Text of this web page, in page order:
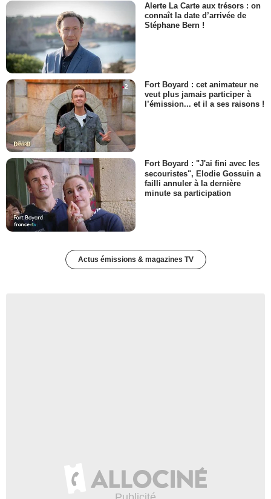
Alerte La Carte aux trésors : on
connaît la date d’arrivée de
Stéphane Bern !
Fort Boyard : cet animateur ne
veut plus jamais participer à
l’émission... et il a ses raisons !
Fort Boyard : "J'ai fini avec les
secouristes", Elodie Gossuin a
failli annuler à la dernière
minute sa participation
Actus émissions & magazines TV